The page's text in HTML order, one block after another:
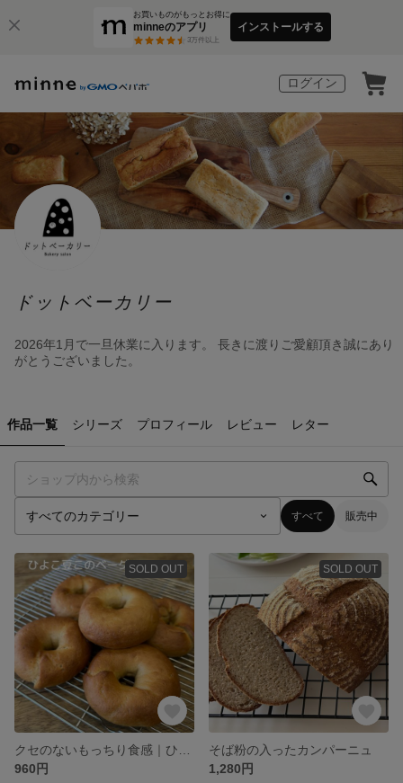
お買いものがもっとお得に
minneのアプリ
3万件以上
インストールする
ログイン
ドットベーカリー
2026年1月で一旦休業に入ります。 長きに渡りご愛顧頂き誠にあり
がとうございました。
作品一覧 シリーズ プロフィール レビュー レター
すべて 販売中
SOLD OUT
960円
SOLD OUT
そば粉の入ったカンパーニュ
1,280円